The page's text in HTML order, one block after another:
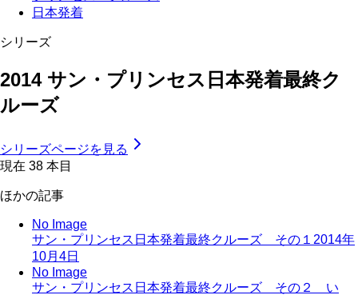
日本発着
シリーズ
2014 サン・プリンセス日本発着最終ク
ルーズ
シリーズページを見る
現在 38 本目
ほかの記事
No Image
サン・プリンセス日本発着最終クルーズ その１ 2014年
10月4日
No Image
サン・プリンセス日本発着最終クルーズ その２ い